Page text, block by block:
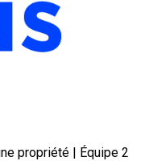
propriété | Équipe 2